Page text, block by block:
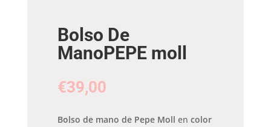
Bolso De
ManoPEPE moll
€39,00
Bolso de mano de Pepe Moll en color